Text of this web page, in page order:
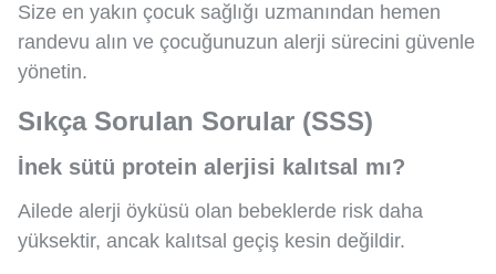
Size en yakın çocuk sağlığı uzmanından hemen
randevu alın ve çocuğunuzun alerji sürecini güvenle
yönetin.
Sıkça Sorulan Sorular (SSS)
İnek sütü protein alerjisi kalıtsal mı?
Ailede alerji öyküsü olan bebeklerde risk daha
yüksektir, ancak kalıtsal geçiş kesin değildir.